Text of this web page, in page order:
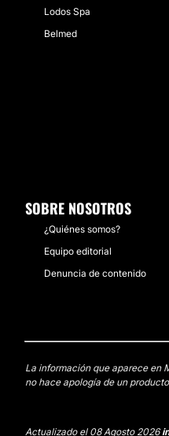
Lodos Spa
Belmed
SOBRE NOSOTROS
¿Quiénes somos?
Equipo editorial
Denuncia de contenido
La información que aparece en
no hace apología de un
Actualizado el 08 Agosto 2026